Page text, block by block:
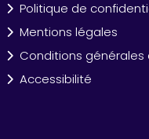
Politique de
Mentions légales
Conditions générales
Accessibilité